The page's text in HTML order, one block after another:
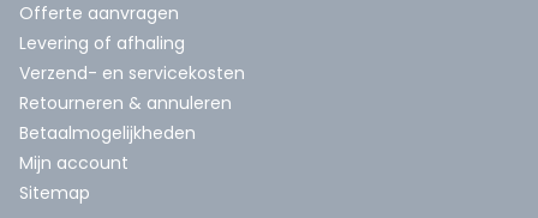
Offerte aanvragen
Levering of afhaling
Verzend- en servicekosten
Retourneren & annuleren
Betaalmogelijkheden
Mijn account
Sitemap